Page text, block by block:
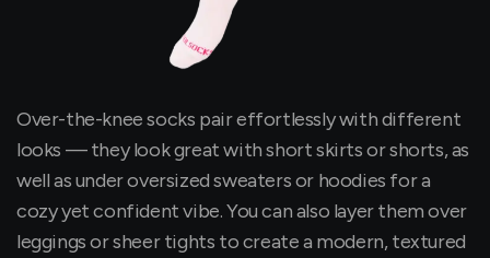
Over-the-knee socks pair effortlessly with different
looks — they look great with short skirts or shorts, as
well as under oversized sweaters or hoodies for a
cozy yet confident vibe. You can also layer them over
leggings or sheer tights to create a modern, textured